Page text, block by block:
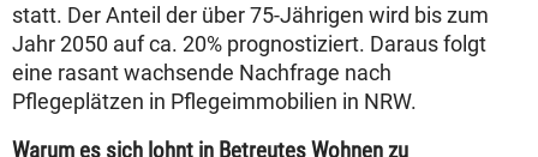
statt. Der Anteil der über 75-Jährigen wird bis zum
Jahr 2050 auf ca. 20% prognostiziert. Daraus folgt
eine rasant wachsende Nachfrage nach
Pflegeplätzen in Pflegeimmobilien in NRW.
Warum es sich lohnt in Betreutes Wohnen zu